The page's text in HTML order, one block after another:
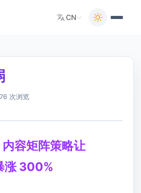
CN
次浏览
容矩阵策略让
涨 300%